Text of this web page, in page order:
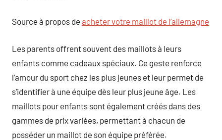
Source à propos de acheter votre maillot de l’allemagne
Les parents offrent souvent des maillots à leurs
enfants comme cadeaux spéciaux. Ce geste renforce
l’amour du sport chez les plus jeunes et leur permet de
s’identifier à une équipe dès leur plus jeune âge. Les
maillots pour enfants sont également créés dans des
gammes de prix variées, permettant à chacun de
posséder un maillot de son équipe préférée.